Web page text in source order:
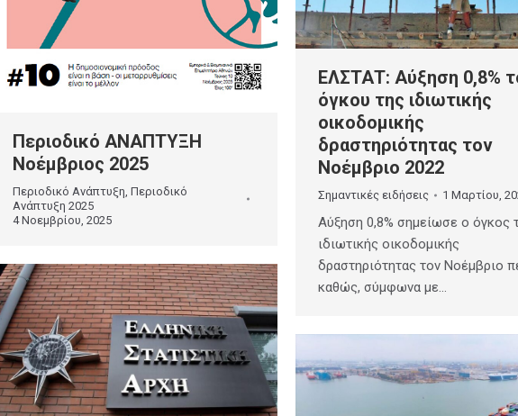
Περιοδικό ΑΝΑΠΤΥΞΗ
Νοέμβριος 2025
Περιοδικό Ανάπτυξη, Περιοδικό
Ανάπτυξη 2025
4 Νοεμβρίου, 2025
ΕΛΣΤΑΤ: Αύξηση 0,8%
όγκου της ιδιωτικής
οικοδομικής
δραστηριότητας τον
Νοέμβριο 2022
Σημαντικές ειδήσεις 1 Μαρτίου,
Αύξηση 0,8% σημείωσε ο όγκος
ιδιωτικής οικοδομικής
δραστηριότητας τον Νοέμβριο
καθώς, σύμφωνα με…